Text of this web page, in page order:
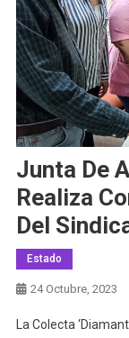
Junta De
Realiza
Del
Estado
24 Octubre, 2023
La Colecta